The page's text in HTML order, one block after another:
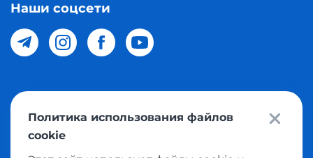
Наши соцсети
© 2026 Meest Shopping доставка покупок с интернет
магазинов мира в Узбекистан. Все права защищены
Политика использования файлов
cookie